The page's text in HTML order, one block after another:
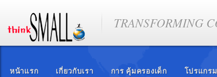
TRANSFORMING
หน้าแรก เกี่ยวกับเรา การ คุ้มครองเด็ก โปรแกร